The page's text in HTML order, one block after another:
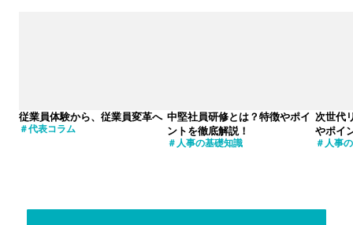
従業員体験から、従業員変革へ
代表コラム
中堅社員研修とは？特徴やポイ
ントを徹底解説！
人事の基礎知識
次世代
やポイ
人事